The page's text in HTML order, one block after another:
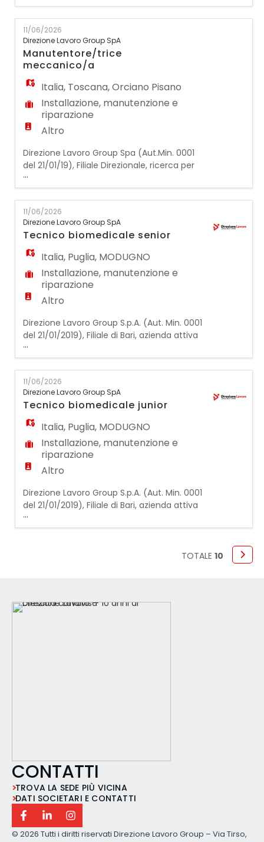
della produzione di cemento un/una:
PALISTA/ESCAVATORISTA La risorsa si
occuperà di svolgere le seguenti attività:
- Movimentazione e caricamento delle
materie prime necessarie al ciclo
produttivo tra
11/06/2026
Direzione Lavoro Group SpA
Manutentore/trice
meccanico/a
Italia, Toscana,Orciano Pisano
Installazione, manutenzione e
riparazione
Altro
Direzione Lavoro Group Spa (Aut.Min. 0001
del 21/01/19), Filiale Direzionale, ricerca per
un'importante azienda leader nel settore
della produzione di cemento un/una:
MANUTENTORE/TRICE MECCANICO/A La
risorsa si occuperà di svolgere le seguenti
attività: - Eseguire interventi di
manutenzione preventiva e correttiva degli
impianti
...
11/06/2026
Direzione Lavoro Group SpA
Tecnico biomedicale senior
Italia, Puglia, MODUGNO
Installazione, manutenzione e
riparazione
Altro
Direzione Lavoro Group S.p.A. (Aut. Min. 0001
del 21/01/2019), Filiale di Bari, azienda attiva
in Puglia da 40 anni nel settore della
commercializzazione di tecnologie
biomediche e dispositivi medici monouso,
cerca: n.1 TECNICO senior Le figure
selezionate si occuperanno della
manutenzione preventiva e correttiva,
verifiche funzionali e ver
...
11/06/2026
Direzione Lavoro Group SpA
Tecnico biomedicale junior
Italia, Puglia, MODUGNO
Installazione, manutenzione e
riparazione
Altro
Direzione Lavoro Group S.p.A. (Aut. Min. 0001
del 21/01/2019), Filiale di Bari, azienda attiva
in Puglia da 40 anni nel settore della
commercializzazione di tecnologie
cerca: n.1 TECNICO BIOMEDICALE junior Le
...
TOTALE 10
CONTATTI
TROVA LA SEDE PIÙ VICINA
DATI SOCIETARI E CONTATTI
© 2026 Tutti i diritti riservati Direzione Lavoro Group – Via Tirso,